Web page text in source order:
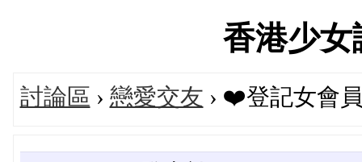
香港少
討論區 › 戀愛交友 › ❤️登記女會